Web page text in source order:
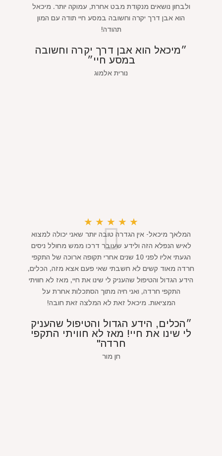
ולבחון נושאים מנקודת מבט אחרת, עמוקה יותר. מיכאל
הוא אבן דרך יקרה וחשובה במסע חיי תודה עם המון
תהודה!
״מיכאל הוא אבן דרך יקרה וחשובה
במסע חיי״
נורית אלמוג
★
★
★
★
★
המלאך מיכאל- אין הגדרה טובה יותר שאני יכולה למצוא
לאיש הנפלא הזה ולידע שעובר דרכו ממש מחולל ניסים
הגעתי אליו לפני 10 שנים אחרי תקופה ארוכה של התקפי
חרדה מאוד קשים לא חשבתי שאי פעם אצא מזה, הכלים,
הידע הגדול והטיפול שהעניק לי שינו את חיי, מאז לא חוויתי
התקפי חרדה, ואני חיה מתוך הסתכלות אחרת על
המציאות. מיכאל זאת לא המלצה זאת חובה!
״הכלים, הידע הגדול והטיפול שהעניק
לי שינו את חיי! מאז לא חוויתי התקפי
חרדה"
חן מור